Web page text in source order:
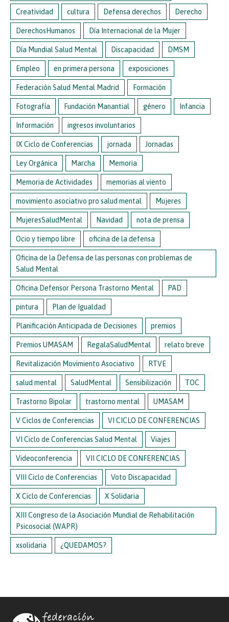
Creatividad cultura Defensa derechos Derecho
DerechosHumanos Día Internacional de la Mujer
Día Mundial Salud Mental Discapacidad DMSM
Empleo en primera persona exposiciones
Federación Salud Mental Madrid Formación
Fotografía Fundación Manantial género Infancia
Información ingresos involuntarios
IX Ciclo de Conferencias jornada Jornadas
Ley Orgánica Marcha Memoria
Memoria de Actividades memorias al viento
movimiento asociativo pro salud mental Mujeres
MujeresSaludMental Navidad nota de prensa
Ocio y tiempo libre oficina de la defensa
Oficina de la Defensa de las personas con problemas de
Salud Mental
Oficina Defensor Persona Trastorno Mental PAD
pintura Plan de Igualdad
Planificación Anticipada de Decisiones premios
Premios UMASAM RegalaSaludMental relato breve
Revitalización Movimiento Asociativo RTVE
salud mental SaludMental Sensibilización TOC
Trastorno Bipolar trastorno mental UMASAM
V Ciclos de Conferencias VI CICLO DE CONFERENCIAS
VI Ciclo de Conferencias Salud Mental Viajes
Videoconferencia VII CICLO DE CONFERENCIAS
VIII Ciclo de Conferencias Voto Discapacidad
X Ciclo de Conferencias X Solidaria
XIII Congreso de la Asociación Mundial de Rehabilitación
Psicosocial (WAPR)
xsolidaria ¿QUEDAMOS?